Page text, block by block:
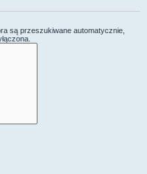
są przeszukiwane automatycznie,